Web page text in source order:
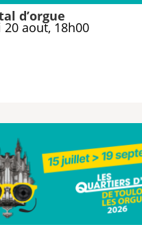
d’orgue
20 aout, 18h00